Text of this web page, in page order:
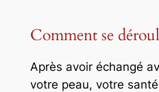
Comment se
Après avoir échangé
votre peau, votre